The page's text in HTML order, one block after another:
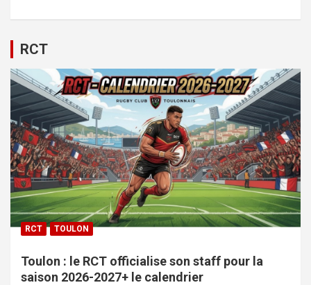
RCT
RCT TOULON
Toulon : le RCT officialise son staff pour la
saison 2026-2027+ le calendrier